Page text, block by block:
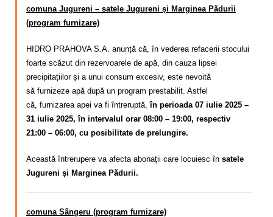
comuna Jugureni – satele Jugureni și Marginea Pădurii
(program furnizare)
HIDRO PRAHOVA S.A. anunță că, în vederea refacerii stocului
foarte scăzut din rezervoarele de apă, din cauza lipsei
precipitațiilor și a unui consum excesiv, este nevoită
să furnizeze apă după un program prestabilit. Astfel
că, furnizarea apei va fi întreruptă,în perioada 07 iulie 2025 –
31 iulie 2025, în intervalul orar 08:00 – 19:00, respectiv
21:00 – 06:00, cu posibilitate de prelungire.
Această întrerupere va afecta abonații care locuiesc în satele
Jugureni și Marginea Pădurii.
comuna Sângeru (program furnizare)